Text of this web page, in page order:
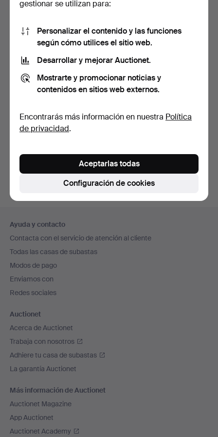
APARADOR / CÓMODA
DE ROBLE EN ESTILO
145 USD
en
el
pie
de
página
Ayuda y contacto
Contacta con el servicio de atención al cliente
Todas las casas de subastas
Modos de pago
Enviamos con
Redes sociales
Auctionet
Acerca de Auctionet
Trabaja con nosotros
Adhiere tu casa de subastas
La garantía Auctionet
Más información de Auctionet
Auctionet Magazine
App Auctionet
Auctionet Academy
gestionar se utilizan para:
Personalizar el contenido y las funciones
según cómo utilices el sitio web.
Desarrollar y mejorar Auctionet.
Mostrarte y promocionar noticias y
contenidos en sitios web externos.
Encontrarás más información en nuestra Política
de privacidad.
Configuración de cookies
Aceptarlas todas